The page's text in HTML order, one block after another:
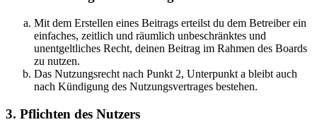
Mit dem Erstellen eines Beitrags erteilst du dem Betreiber ein
einfaches, zeitlich und räumlich unbeschränktes und
unentgeltliches Recht, deinen Beitrag im Rahmen des Boards
zu nutzen.
Das Nutzungsrecht nach Punkt 2, Unterpunkt a bleibt auch
nach Kündigung des Nutzungsvertrages bestehen.
3. Pflichten des Nutzers